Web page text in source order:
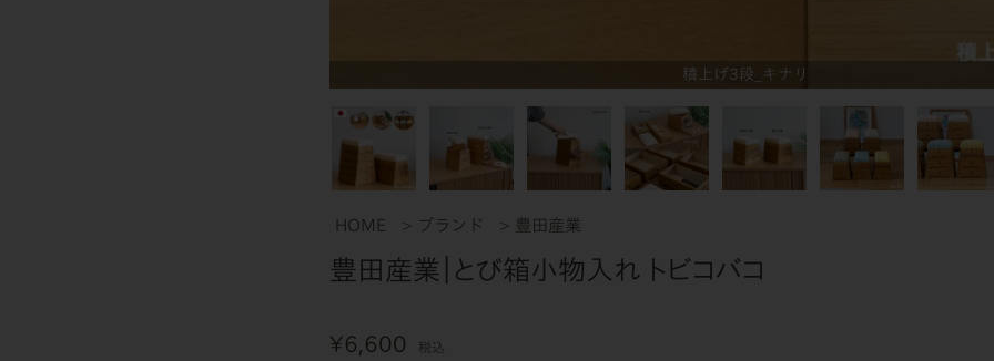
積上げ3段_キナリ
HOME ブランド 豊田産業
豊田産業｜とび箱小物入れ トビコバコ
¥6,600 税込